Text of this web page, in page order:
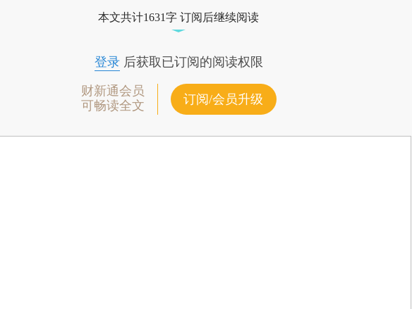
本文共计1631字 订阅后继续阅读
登录后获取已订阅的阅读权限
财新通会员
可畅读全文
订阅/会员升级